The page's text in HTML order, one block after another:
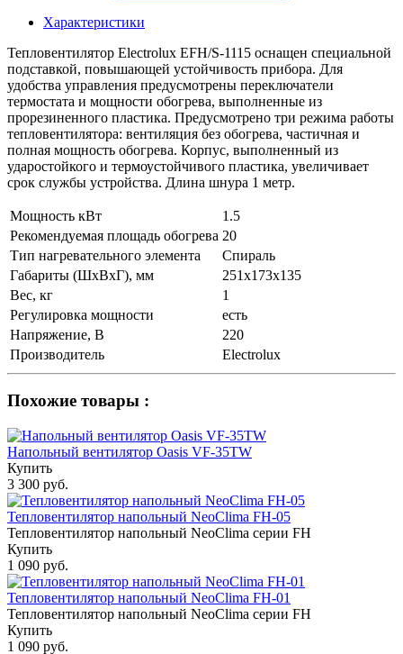
Характеристики
Тепловентилятор Electrolux EFH/S-1115 оснащен специальной
подставкой, повышающей устойчивость прибора. Для
удобства управления предусмотрены переключатели
термостата и мощности обогрева, выполненные из
прорезиненного пластика. Предусмотрено три режима работы
тепловентилятора: вентиляция без обогрева, частичная и
полная мощность обогрева. Корпус, выполненный из
ударостойкого и термоустойчивого пластика, увеличивает
срок службы устройства. Длина шнура 1 метр.
Мощность кВт
1.5
Рекомендуемая площадь обогрева 20
Тип нагревательного элемента
Спираль
Габариты (ШхВхГ), мм
251х173х135
Вес, кг
1
Регулировка мощности
есть
Напряжение, В
220
Производитель
Electrolux
Похожие товары :
Напольный вентилятор Oasis VF-35TW
Купить
3 300 руб.
Тепловентилятор напольный NeoClima FH-05
Тепловентилятор напольный NeoClima серии FH
Купить
1 090 руб.
Тепловентилятор напольный NeoClima FH-01
Тепловентилятор напольный NeoClima серии FH
Купить
1 090 руб.